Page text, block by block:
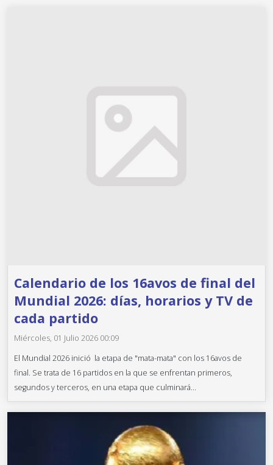
Calendario de los 16avos de final del
Mundial 2026: días, horarios y TV de
cada partido
Miércoles, 01 Julio 2026 00:09
El Mundial 2026 inició la etapa de "mata-mata" con los 16avos de
final. Se trata de 16 partidos en la que se enfrentan primeros,
segundos y terceros, en una etapa que culminará...